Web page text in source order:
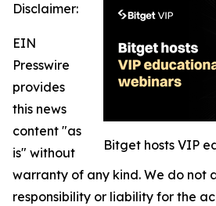
Bitget hosts VIP
Disclaimer:
EIN
Presswire
provides
this news
content "as
is" without
warranty of any kind. We do not
responsibility or liability for the